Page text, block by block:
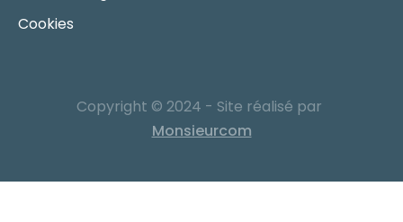
Cookies
Copyright © 2024 - Site réalisé par
Monsieurcom